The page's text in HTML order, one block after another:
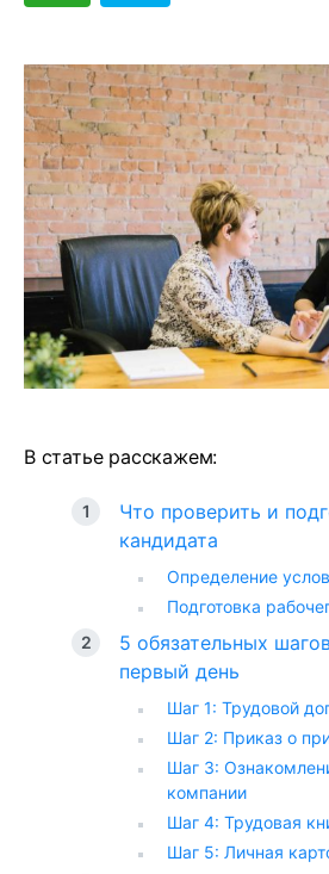
В статье расскажем:
Что проверить и
кандидата
Определение
Подготовка
5 обязательных
первый день
Шаг 1: Трудовой
Шаг 2: Приказ о
Шаг 3:
компании
Шаг 4: Трудовая
Шаг 5: Личная